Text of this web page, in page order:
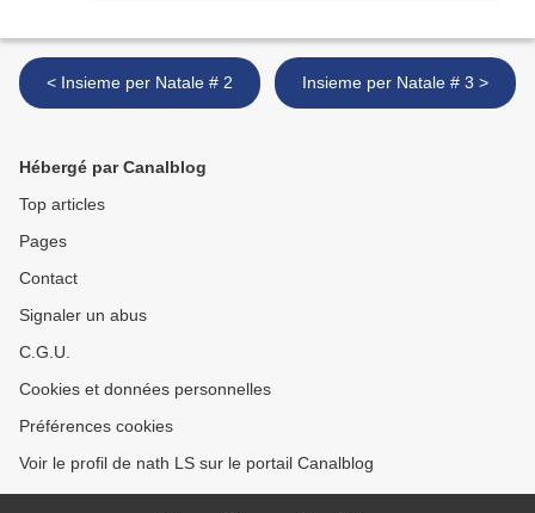
< Insieme per Natale # 2 Insieme per Natale # 3 >
Hébergé par Canalblog
Top articles
Pages
Contact
Signaler un abus
C.G.U.
Cookies et données personnelles
Préférences cookies
Voir le profil de nath LS sur le portail Canalblog